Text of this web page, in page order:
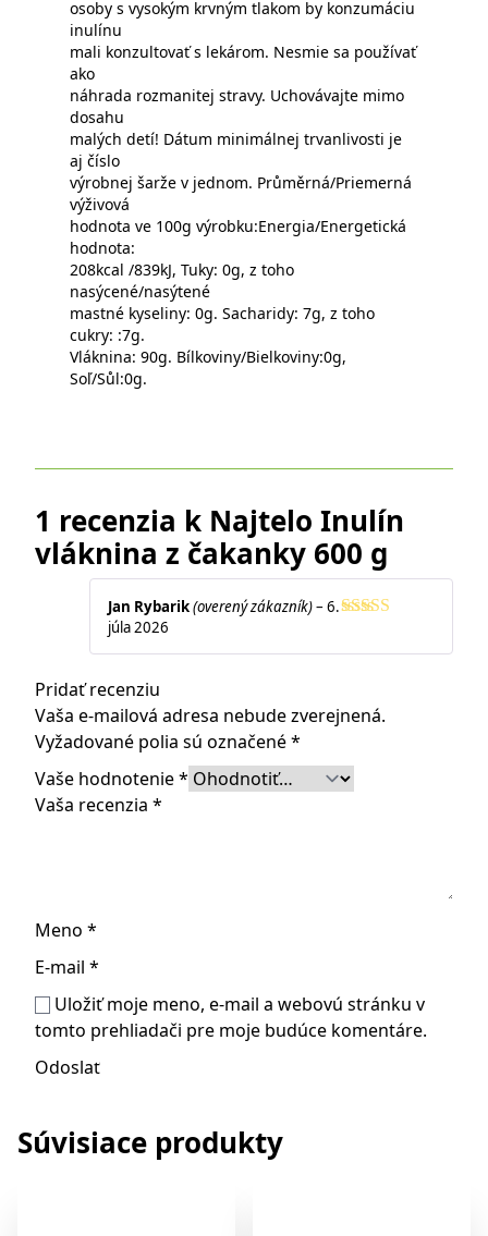
osoby s vysokým krvným tlakom by konzumáciu
inulínu
mali konzultovať s lekárom. Nesmie sa používať
ako
náhrada rozmanitej stravy. Uchovávajte mimo
dosahu
malých detí! Dátum minimálnej trvanlivosti je
aj číslo
výrobnej šarže v jednom. Průměrná/Priemerná
výživová
hodnota ve 100g výrobku:Energia/Energetická
hodnota:
208kcal /839kJ, Tuky: 0g, z toho
nasýcené/nasýtené
mastné kyseliny: 0g. Sacharidy: 7g, z toho
cukry: :7g.
Vláknina: 90g. Bílkoviny/Bielkoviny:0g,
Soľ/Sůl:0g.
1 recenzia k Najtelo Inulín
vláknina z čakanky 600 g
z 5
Jan Rybarik(overený zákazník)–6.
júla 2026
Pridať recenziu
Vaša e-mailová adresa nebude zverejnená.
Vyžadované polia sú označené*
Vaše hodnotenie*
Vaša recenzia *
Meno *
E-mail *
Uložiť moje meno, e-mail a webovú stránku v
tomto prehliadači pre moje budúce komentáre.
Súvisiace produkty